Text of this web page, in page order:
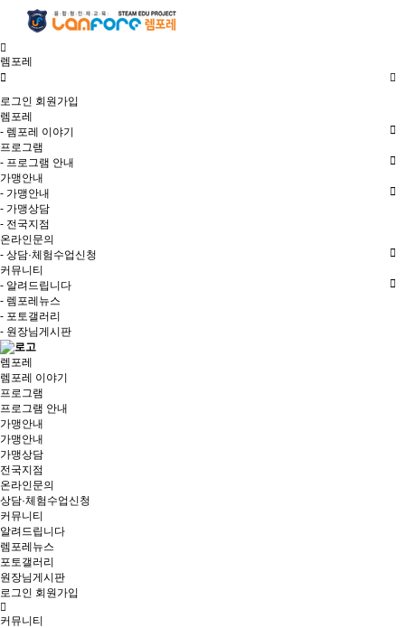
렘포레
로그인 회원가입
렘포레
- 렘포레 이야기
프로그램
- 프로그램 안내
가맹안내
- 가맹안내
- 가맹상담
- 전국지점
온라인문의
- 상담·체험수업신청
커뮤니티
- 알려드립니다
- 렘포레뉴스
- 포토갤러리
- 원장님게시판
렘포레
렘포레 이야기
프로그램
프로그램 안내
가맹안내
가맹안내
가맹상담
전국지점
온라인문의
상담·체험수업신청
커뮤니티
알려드립니다
렘포레뉴스
포토갤러리
원장님게시판
로그인 회원가입
커뮤니티